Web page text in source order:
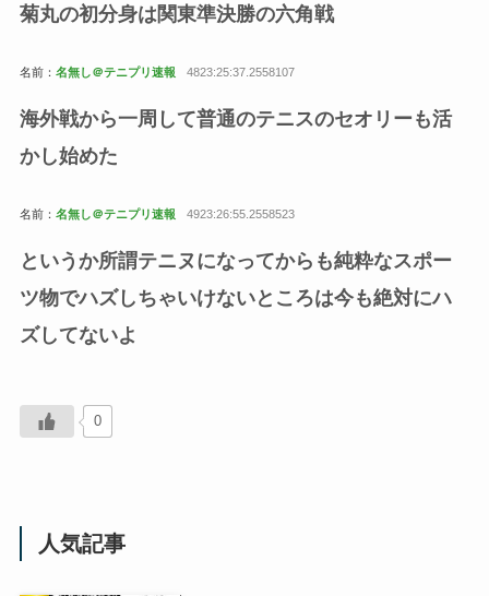
菊丸の初分身は関東準決勝の六角戦
名前： 名無し＠テニプリ速報 4823:25:37.2558107
海外戦から一周して普通のテニスのセオリーも活
かし始めた
名前： 名無し＠テニプリ速報 4923:26:55.2558523
というか所謂テニヌになってからも純粋なスポー
ツ物でハズしちゃいけないところは今も絶対にハ
ズしてないよ
0
人気記事